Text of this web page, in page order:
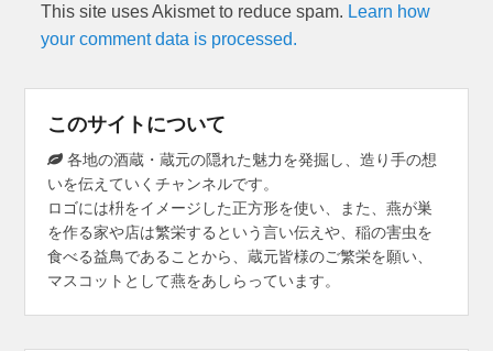
This site uses Akismet to reduce spam. Learn how
your comment data is processed.
このサイトについて
各地の酒蔵・蔵元の隠れた魅力を発掘し、造り手の想
いを伝えていくチャンネルです。
ロゴには枡をイメージした正方形を使い、また、燕が巣
を作る家や店は繁栄するという言い伝えや、稲の害虫を
食べる益鳥であることから、蔵元皆様のご繁栄を願い、
マスコットとして燕をあしらっています。